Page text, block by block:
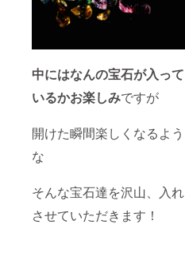
中にはなんの宝石が入って
いるかお楽しみですが
開けた瞬間楽しくなるよう
な
そんな宝石達を沢山、入れ
させていただきます！